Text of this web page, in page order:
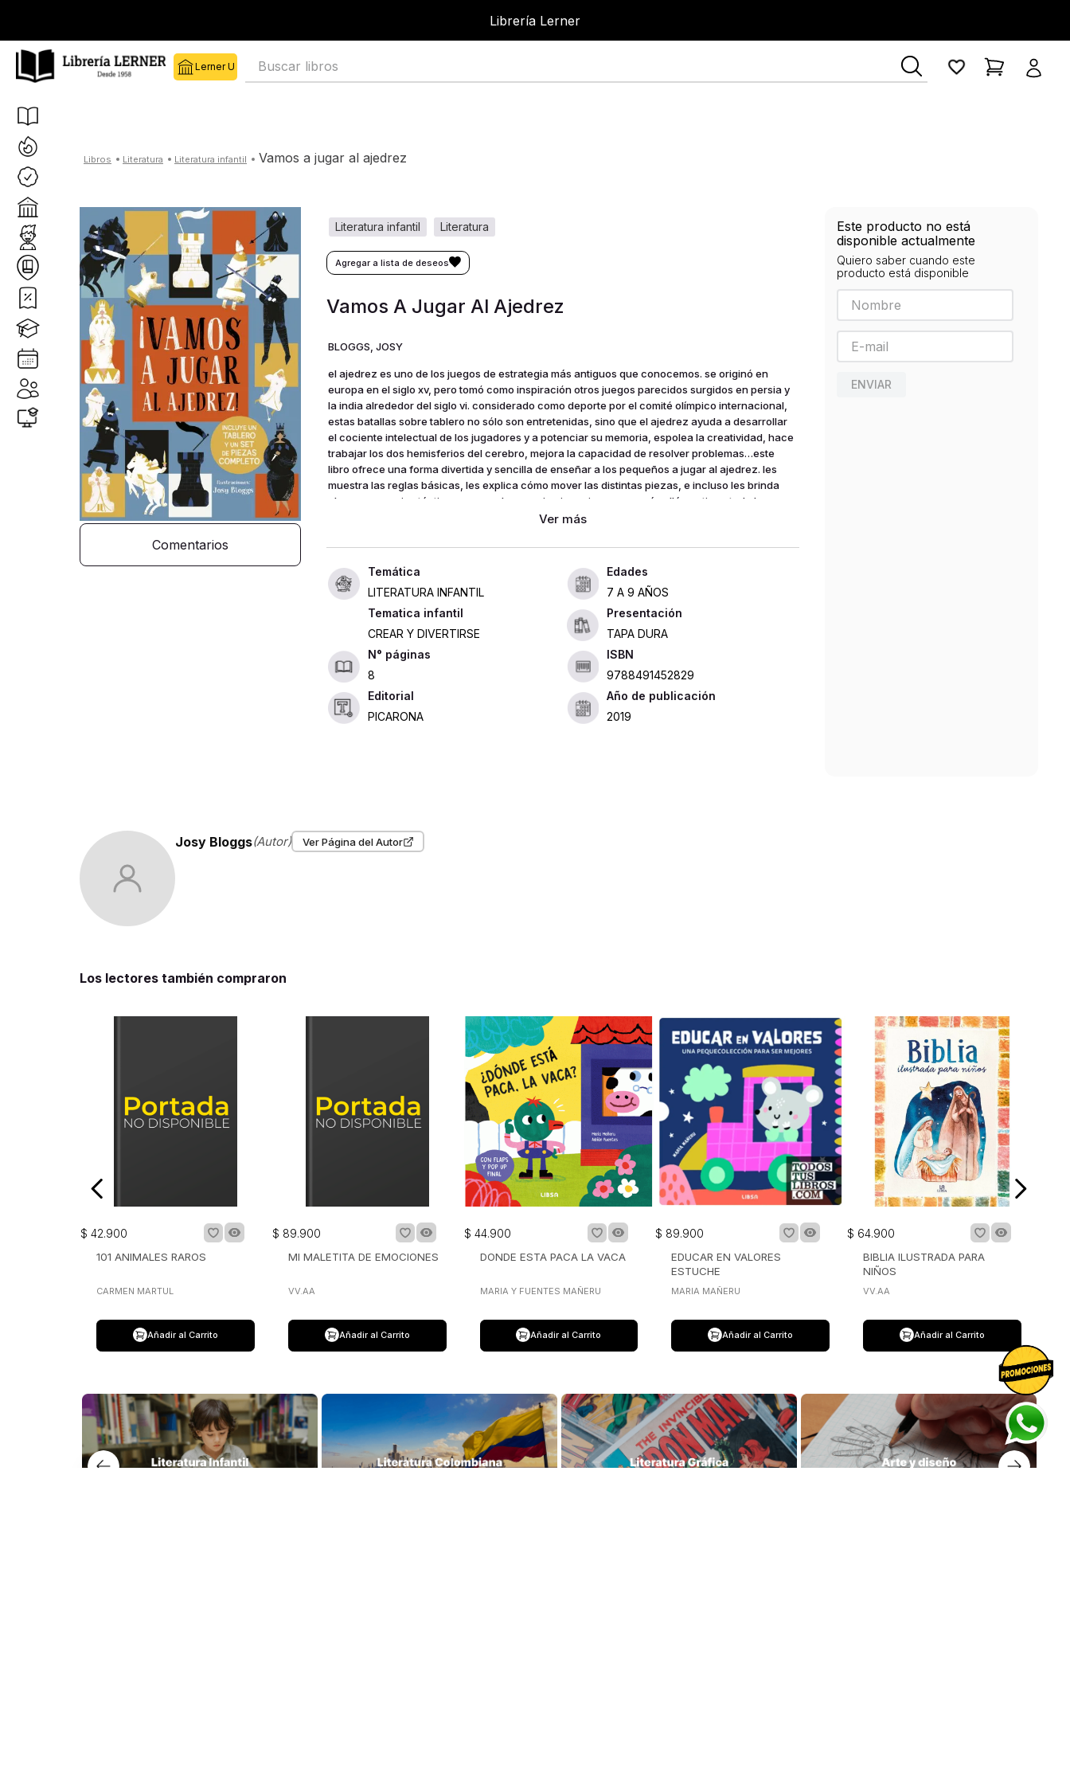
Librería Lerner
Buscar libros
literatura literatura infantil vamos a jugar al ajedrez
Comentarios
literatura
literatura infantil
Vamos A Jugar Al Ajedrez
BLOGGS, JOSY
el ajedrez es uno de los juegos de estrategia más antiguos que conocemos. se originó en
europa en el siglo xv, pero tomó como inspiración otros juegos parecidos surgidos en persia y
la india alrededor del siglo vi. considerado como deporte por el comité olímpico internacional,
estas batallas sobre tablero no sólo son entretenidas, sino que el ajedrez ayuda a desarrollar
el cociente intelectual de los jugadores y a potenciar su memoria, espolea la creatividad, hace
trabajar los dos hemisferios del cerebro, mejora la capacidad de resolver problemas…este
libro ofrece una forma divertida y sencilla de enseñar a los pequeños a jugar al ajedrez. les
muestra las reglas básicas, les explica cómo mover las distintas piezas, e incluso les brinda
algunos consejos tácticos avanzados por si quieren ir un poco más allá.contiene todo lo
necesario para comenzar a jugar, incluyendo un set completo de piezas de cartulina y un
LITERATURA INFANTIL
Edades
7 A 9 AÑOS
Tematica infantil
CREAR Y DIVERTIRSE
Presentación
TAPA DURA
8
ISBN
9788491452829
Editorial
PICARONA
Año de publicación
2019
Este producto no está
disponible actualmente
Quiero saber cuando este
producto está disponible
ENVIAR
Josy Bloggs(Autor) Ver Página del Autor
Los lectores también compraron
$ 42.900
101 ANIMALES RAROS
CARMEN MARTUL
Añadir al Carrito
$ 89.900
MI MALETITA DE EMOCIONES
VV.AA
Añadir al Carrito
$ 44.900
DONDE ESTA PACA LA VACA
MARIA Y FUENTES MAÑERU
Añadir al Carrito
$ 89.900
EDUCAR EN VALORES
ESTUCHE
MARIA MAÑERU
Añadir al Carrito
$ 64.900
BIBLIA ILUSTRADA PARA
NIÑOS
VV.AA
Añadir al Carrito